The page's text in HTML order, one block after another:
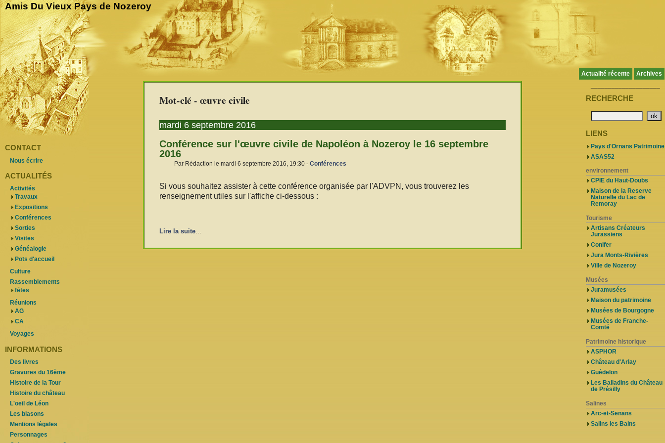
Amis Du Vieux Pays de Nozeroy
Actualité récente Archives
Mot-clé - œuvre civile
mardi 6 septembre 2016
Conférence sur l'œuvre civile de Napoléon à Nozeroy le 16 septembre
2016
Par Rédaction le mardi 6 septembre 2016, 19:30 - Conférences
Si vous souhaitez assister à cette conférence organisée par l'ADVPN, vous trouverez les
renseignement utiles sur l'affiche ci-dessous :
Lire la suite...
CONTACT
Nous écrire
ACTUALITÉS
Activités
Travaux
Expositions
Conférences
Sorties
Visites
Généalogie
Pots d'accueil
Culture
Rassemblements
fêtes
Réunions
AG
CA
Voyages
INFORMATIONS
Des livres
Gravures du 16ème
Histoire de la Tour
Histoire du château
L'oeil de Léon
Les blasons
Mentions légales
Personnages
RECHERCHE
LIENS
Pays d'Ornans Patrimoine
ASAS52
environnement
CPIE du Haut-Doubs
Maison de la Reserve
Naturelle du Lac de
Remoray
Tourisme
Artisans Créateurs
Jurassiens
Conifer
Jura Monts-Rivières
Ville de Nozeroy
Musées
Juramusées
Maison du patrimoine
Musées de Bourgogne
Musées de Franche-
Comté
Patrimoine historique
ASPHOR
Château d'Arlay
Guédelon
Les Balladins du Château
de Présilly
Salines
Arc-et-Senans
Salins les Bains